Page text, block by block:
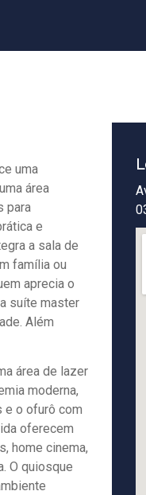
uma
área
para
e
a sala de
família ou
aprecia o
suíte master
Além
área de lazer
moderna,
e o ofurô com
oferecem
home cinema,
O quiosque